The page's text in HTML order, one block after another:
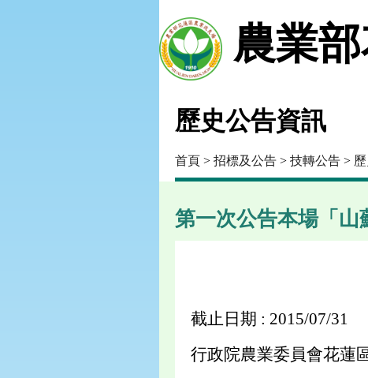
農業
歷史公告資訊
首頁 > 招標及公告 > 技轉公告 >
第一次公告本場「山
截止日期 : 2015/07/31
行政院農業委員會花